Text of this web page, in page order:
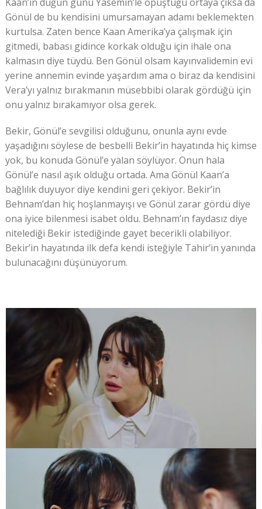
Gönül de bu kendisini umursamayan adamı beklemekten
kurtulsa. Zaten bence Kaan Amerika’ya çalışmak için
gitmedi, babası gidince korkak olduğu için ihale ona
kalmasın diye tüydü. Ben Gönül olsam kayınvalidemin evi
yerine annemin evinde yaşardım ama o biraz da kendisini
Vera’yı yalnız bırakmanın müsebbibi olarak gördüğü için
onu yalnız bırakamıyor olsa gerek.
Bekir, Gönül’e sevgilisi olduğunu, onunla aynı evde
yaşadığını söylese de besbelli Bekir’in hayatında hiç kimse
yok, bu konuda Gönül’e yalan söylüyor. Onun hala
Gönül’e nasıl aşık olduğu ortada. Ama Gönül Kaan’a
bağlılık duyuyor diye kendini geri çekiyor. Bekir’in
Behnam’dan hiç hoşlanmayışı ve Gönül zarar gördü diye
ona iyice bilenmesi isabet oldu. Behnam’ın faydasız diye
nitelediği Bekir istediğinde gayet becerikli olabiliyor.
Bekir’in hayatında ilk defa kendi isteğiyle Tahir’in yanında
bulunacağını düşünüyorum.